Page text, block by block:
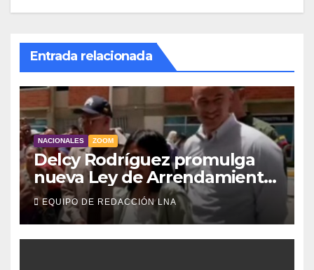
Entrada relacionada
NACIONALES ZOOM
Delcy Rodríguez promulga
nueva Ley de Arrendamiento
para atender a familias
damnificadas
EQUIPO DE REDACCIÓN LNA